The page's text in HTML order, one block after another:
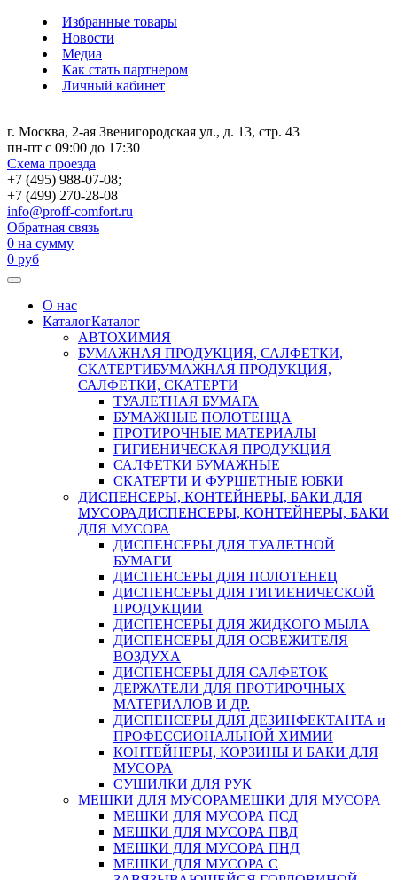
Избранные товары
Новости
Медиа
Как стать партнером
Личный кабинет
г. Москва, 2-ая Звенигородская ул., д. 13, стр. 43
пн-пт с 09:00 до 17:30
Схема проезда
+7 (495) 988-07-08;
+7 (499) 270-28-08
info@proff-comfort.ru
Обратная связь
0 на сумму
0 руб
О нас
КаталогКаталог
АВТОХИМИЯ
БУМАЖНАЯ ПРОДУКЦИЯ, САЛФЕТКИ,
СКАТЕРТИБУМАЖНАЯ ПРОДУКЦИЯ,
САЛФЕТКИ, СКАТЕРТИ
ТУАЛЕТНАЯ БУМАГА
БУМАЖНЫЕ ПОЛОТЕНЦА
ПРОТИРОЧНЫЕ МАТЕРИАЛЫ
ГИГИЕНИЧЕСКАЯ ПРОДУКЦИЯ
САЛФЕТКИ БУМАЖНЫЕ
СКАТЕРТИ И ФУРШЕТНЫЕ ЮБКИ
ДИСПЕНСЕРЫ, КОНТЕЙНЕРЫ, БАКИ ДЛЯ
МУСОРАДИСПЕНСЕРЫ, КОНТЕЙНЕРЫ, БАКИ
ДЛЯ МУСОРА
ДИСПЕНСЕРЫ ДЛЯ ТУАЛЕТНОЙ
БУМАГИ
ДИСПЕНСЕРЫ ДЛЯ ПОЛОТЕНЕЦ
ДИСПЕНСЕРЫ ДЛЯ ГИГИЕНИЧЕСКОЙ
ПРОДУКЦИИ
ДИСПЕНСЕРЫ ДЛЯ ЖИДКОГО МЫЛА
ДИСПЕНСЕРЫ ДЛЯ ОСВЕЖИТЕЛЯ
ВОЗДУХА
ДИСПЕНСЕРЫ ДЛЯ САЛФЕТОК
ДЕРЖАТЕЛИ ДЛЯ ПРОТИРОЧНЫХ
МАТЕРИАЛОВ И ДР.
ДИСПЕНСЕРЫ ДЛЯ ДЕЗИНФЕКТАНТА и
ПРОФЕССИОНАЛЬНОЙ ХИМИИ
КОНТЕЙНЕРЫ, КОРЗИНЫ И БАКИ ДЛЯ
МУСОРА
СУШИЛКИ ДЛЯ РУК
МЕШКИ ДЛЯ МУСОРАМЕШКИ ДЛЯ МУСОРА
МЕШКИ ДЛЯ МУСОРА ПСД
МЕШКИ ДЛЯ МУСОРА ПВД
МЕШКИ ДЛЯ МУСОРА ПНД
МЕШКИ ДЛЯ МУСОРА С